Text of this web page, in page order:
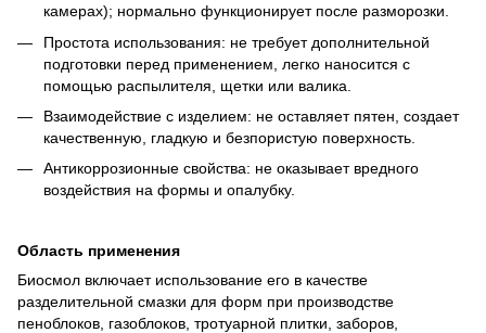
камерах); нормально функционирует после разморозки.
Простота использования: не требует дополнительной
подготовки перед применением, легко наносится с
помощью распылителя, щетки или валика.
Взаимодействие с изделием: не оставляет пятен, создает
качественную, гладкую и безпористую поверхность.
Антикоррозионные свойства: не оказывает вредного
воздействия на формы и опалубку.
Область применения
Биосмол включает использование его в качестве
разделительной смазки для форм при производстве
пеноблоков, газоблоков, тротуарной плитки, заборов,